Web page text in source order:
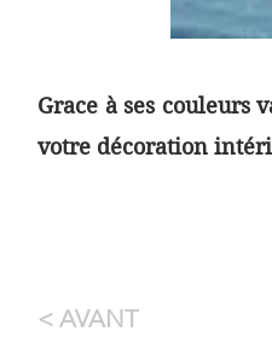
Grace à ses couleurs
votre décoration
< AVANT